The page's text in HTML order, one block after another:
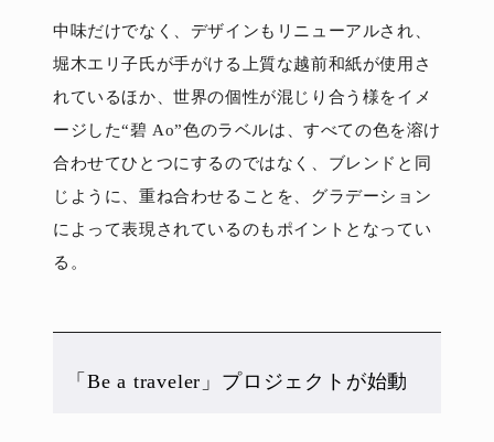
中味だけでなく、デザインもリニューアルされ、
堀木エリ子氏が手がける上質な越前和紙が使用さ
れているほか、世界の個性が混じり合う様をイメ
ージした“碧 Ao”色のラベルは、すべての色を溶け
合わせてひとつにするのではなく、ブレンドと同
じように、重ね合わせることを、グラデーション
によって表現されているのもポイントとなってい
る。
「Be a traveler」プロジェクトが始動